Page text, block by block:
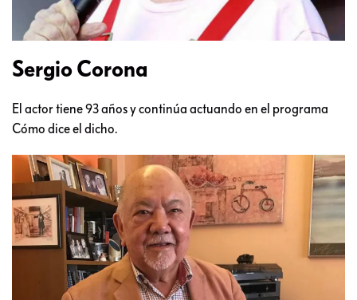
Sergio Corona
El actor tiene 93 años y continúa actuando en el programa
Cómo dice el dicho.